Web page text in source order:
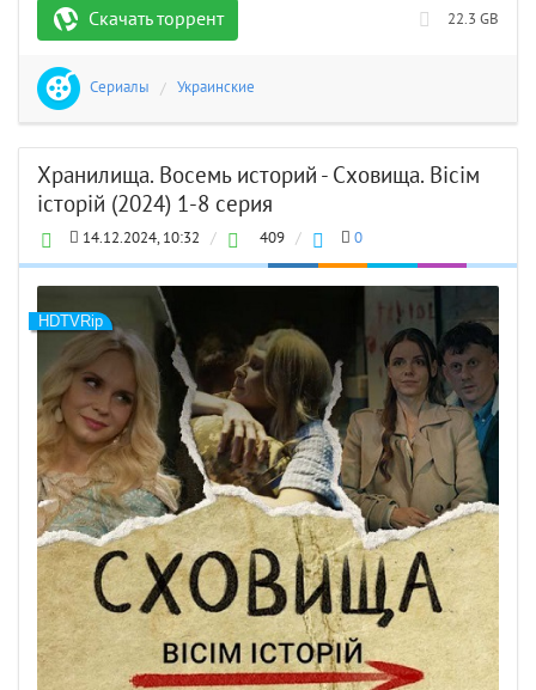
Скачать торрент 22.3 GB
Сериалы / Украинские
Хранилища. Восемь историй - Сховища. Вісім
історій (2024) 1-8 серия
14.12.2024, 10:32 / 409 / 0
HDTVRip